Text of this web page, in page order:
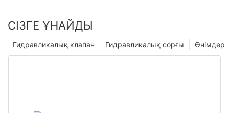
СІЗГЕ ҰНАЙДЫ
Өнімдер
Гидравликалық сорғы
Гидравликалық клапан